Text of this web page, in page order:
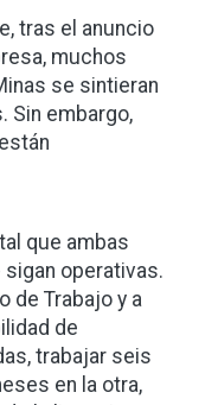
tras el anuncio
muchos
se sintieran
Sin embargo,
que ambas
operativas.
de Trabajo y a
de
trabajar seis
en la otra,